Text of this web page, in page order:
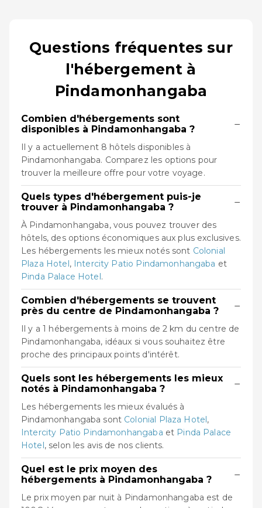
Questions fréquentes sur
l'hébergement à
Pindamonhangaba
Combien d'hébergements sont
disponibles à Pindamonhangaba ?
−
Il y a actuellement 8 hôtels disponibles à
Pindamonhangaba. Comparez les options pour
trouver la meilleure offre pour votre voyage.
Quels types d'hébergement puis-je
trouver à Pindamonhangaba ?
−
À Pindamonhangaba, vous pouvez trouver des
hôtels, des options économiques aux plus exclusives.
Les hébergements les mieux notés sont Colonial
Plaza Hotel, Intercity Patio Pindamonhangaba et
Pinda Palace Hotel.
Combien d'hébergements se trouvent
près du centre de Pindamonhangaba ?
−
Il y a 1 hébergements à moins de 2 km du centre de
Pindamonhangaba, idéaux si vous souhaitez être
proche des principaux points d'intérêt.
Quels sont les hébergements les mieux
notés à Pindamonhangaba ?
−
Les hébergements les mieux évalués à
Pindamonhangaba sont Colonial Plaza Hotel,
Intercity Patio Pindamonhangaba et Pinda Palace
Hotel, selon les avis de nos clients.
Quel est le prix moyen des
hébergements à Pindamonhangaba ?
−
Le prix moyen par nuit à Pindamonhangaba est de